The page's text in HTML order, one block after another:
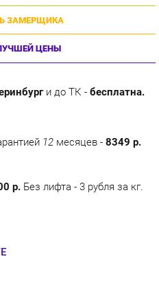
ЦЕНЫ
и до ТК -бесплатна.